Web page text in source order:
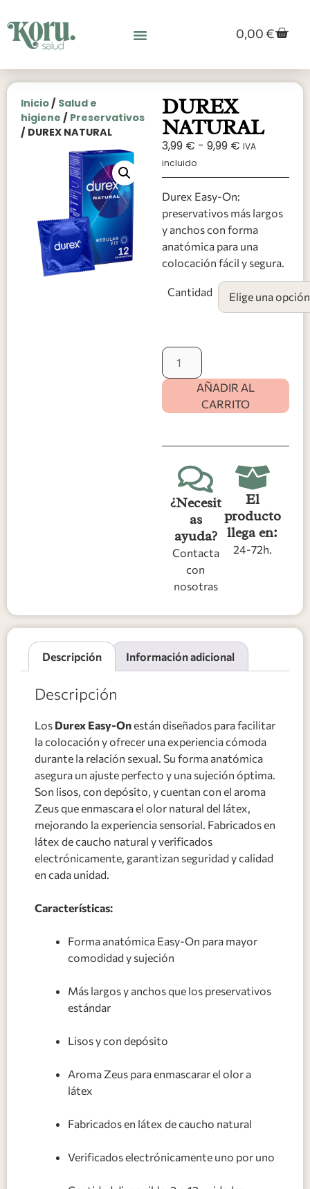
0,00€
Inicio / Salud e
higiene / Preservativos
/ DUREX NATURAL
DUREX
NATURAL
3,99 € - 9,99 € IVA
incluido
Durex Easy-On:
preservativos más largos
y anchos con forma
anatómica para una
colocación fácil y segura.
Cantidad
AÑADIR AL
CARRITO
¿Necesit
as
ayuda?
Contacta
con
nosotras
El
producto
llega en:
24-72h.
Descripción Información adicional
Descripción
Los Durex Easy-Onestán diseñados para facilitar
la colocación y ofrecer una experiencia cómoda
durante la relación sexual. Su forma anatómica
asegura un ajuste perfecto y una sujeción óptima.
Son lisos, con depósito, y cuentan con el aroma
Zeus que enmascara el olor natural del látex,
mejorando la experiencia sensorial. Fabricados en
látex de caucho natural y verificados
electrónicamente, garantizan seguridad y calidad
en cada unidad.
Características:
Forma anatómica Easy-On para mayor
comodidad y sujeción
Más largos y anchos que los preservativos
estándar
Lisos y con depósito
Aroma Zeus para enmascarar el olor a
látex
Fabricados en látex de caucho natural
Verificados electrónicamente uno por uno